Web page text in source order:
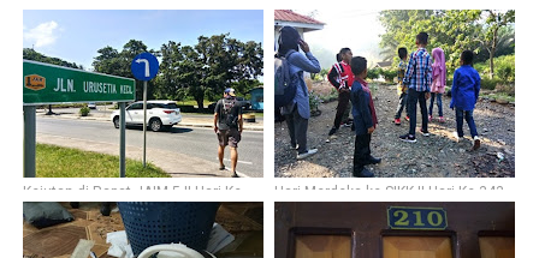
Kejutan di Rapat JAIM 5 || Hari Ke-
337
Hari Merdeka ke SIKK || Hari Ke-343